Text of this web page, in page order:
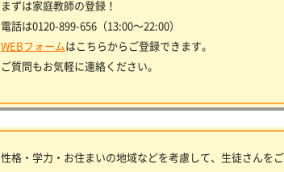
まずは家庭教師の登録！
電話は0120-899-656（13:00〜22:00）
WEBフォームはこちらからご登録できます。
ご質問もお気軽に連絡ください。
性格・学力・お住まいの地域などを考慮して、生徒さんをご